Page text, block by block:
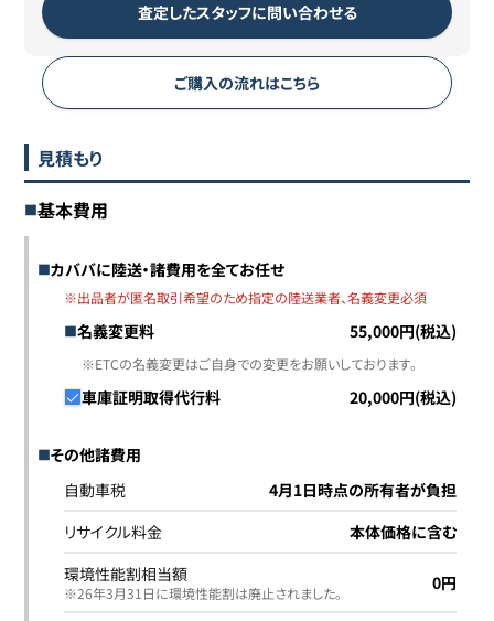
査定したスタッフに問い合わせる
ご購入の流れはこちら
見積もり
基本費用
カババに陸送・諸費用を全てお任せ
※出品者が匿名取引希望のため指定の陸送業者、名義変更必須
名義変更料 55,000円(税込)
※ETCの名義変更はご自身での変更をお願いしております。
車庫証明取得代行料 20,000円(税込)
その他諸費用
自動車税
4月1日時点の所有者が負担
リサイクル料金
本体価格に含む
環境性能割相当額
※26年3月31日に環境性能割は廃止されました｡ 0円